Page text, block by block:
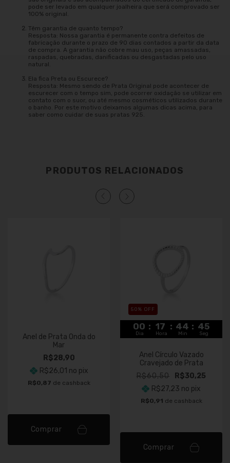
pode ser levado em qualquer joalheira que será comprovado ser
100% original.
Têm garantia de quanto tempo?
Resposta: Nossa garantia é permanente contra defeitos de
fabricação durante o prazo de 90 dias contados a partir da data
de compra. A garantia não cobre mau uso, peças amassadas,
raspadas, quebradas, danificadas ou desgastadas pelo uso
natural.
Ela fica Preta ou Escurece?
Resposta: Mesmo sendo de Prata Original pode acontecer de
escurecer com o tempo sim, pode ocorrer oxidação se utilizar em
contato com o suor, ou até mesmo cosméticos utilizados durante
o banho. Por este motivo deixamos algumas dicas acima, para
saber como cuidar de suas pratas 925.
PRODUTOS RELACIONADOS
Anel de Prata Onda do
Mar
R$28,90
R$26,01 no pix
R$0,87 de cashback
Comprar
50% OFF
00 : 17 : 44 : 45
Dia Hora Min Seg
Anel Círculo Vazado
Cravejado de Prata
R$60,50
R$30,25
R$27,23 no pix
R$0,91 de cashback
Comprar